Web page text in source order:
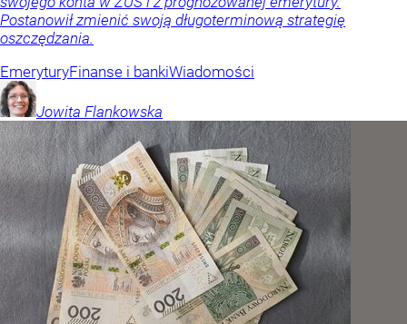
Postanowił zmienić swoją długoterminową strategię
oszczędzania.
EmeryturyFinanse i bankiWiadomości
Jowita Flankowska